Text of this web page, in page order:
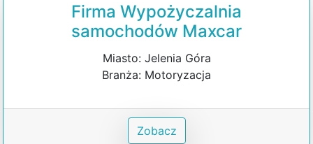
Firma Wypożyczalnia
samochodów Maxcar
Miasto: Jelenia Góra
Branża: Motoryzacja
Zobacz